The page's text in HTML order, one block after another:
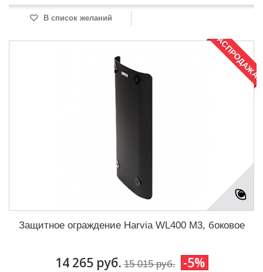
В список желаний
РАСПРОДАЖА!
Защитное ограждение Harvia WL400 M3, боковое
14 265 руб. 15 015 руб. -5%